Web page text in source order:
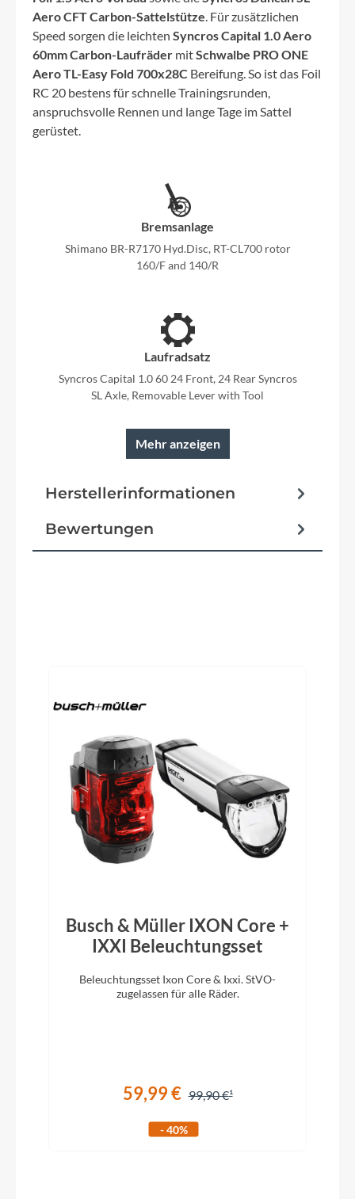
Aero CFT Carbon-Sattelstütze. Für zusätzlichen
Speed sorgen die leichten Syncros Capital 1.0 Aero
60mm Carbon-Laufräder mitSchwalbe PRO ONE
Aero TL-Easy Fold 700x28C Bereifung. So ist das Foil
RC 20 bestens für schnelle Trainingsrunden,
anspruchsvolle Rennen und lange Tage im Sattel
gerüstet.
Bremsanlage
Shimano BR-R7170 Hyd.Disc, RT-CL700 rotor
160/F and 140/R
Laufradsatz
Syncros Capital 1.0 60 24 Front, 24 Rear Syncros
SL Axle, Removable Lever with Tool
Rahmen
Replaceable Derailleur Hanger Internal cable
Vorbau
Syncros Foil 1.5 Aero
Modelljahr
Carbon
Mehr anzeigen
Herstellerinformationen
Bewertungen
Busch & Müller IXON Core +
IXXI Beleuchtungsset
Beleuchtungsset Ixon Core & Ixxi. StVO-
zugelassen für alle Räder.
59,99 € 99,90 €
- 40%